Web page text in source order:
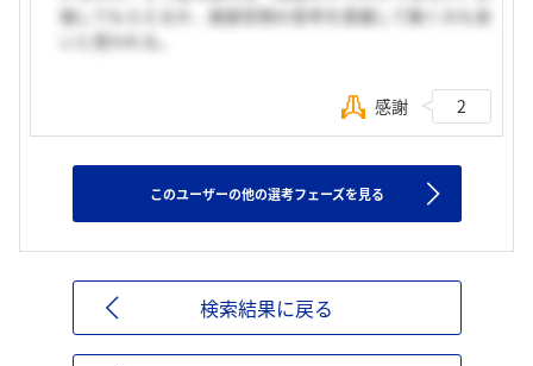
価してもらえるか、面接官側の思考を意識して動くのも良
いと思われる。
感謝 2
このユーザーの他の選考フェーズを見る
検索結果に戻る